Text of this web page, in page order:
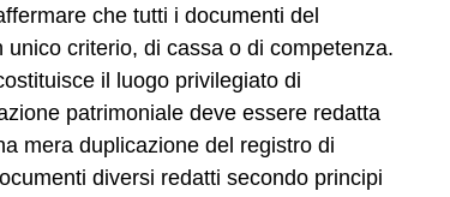
che tutti i documenti del
unico criterio, di cassa o di competenza.
il luogo privilegiato di
patrimoniale deve essere redatta
mera duplicazione del registro di
diversi redatti secondo principi